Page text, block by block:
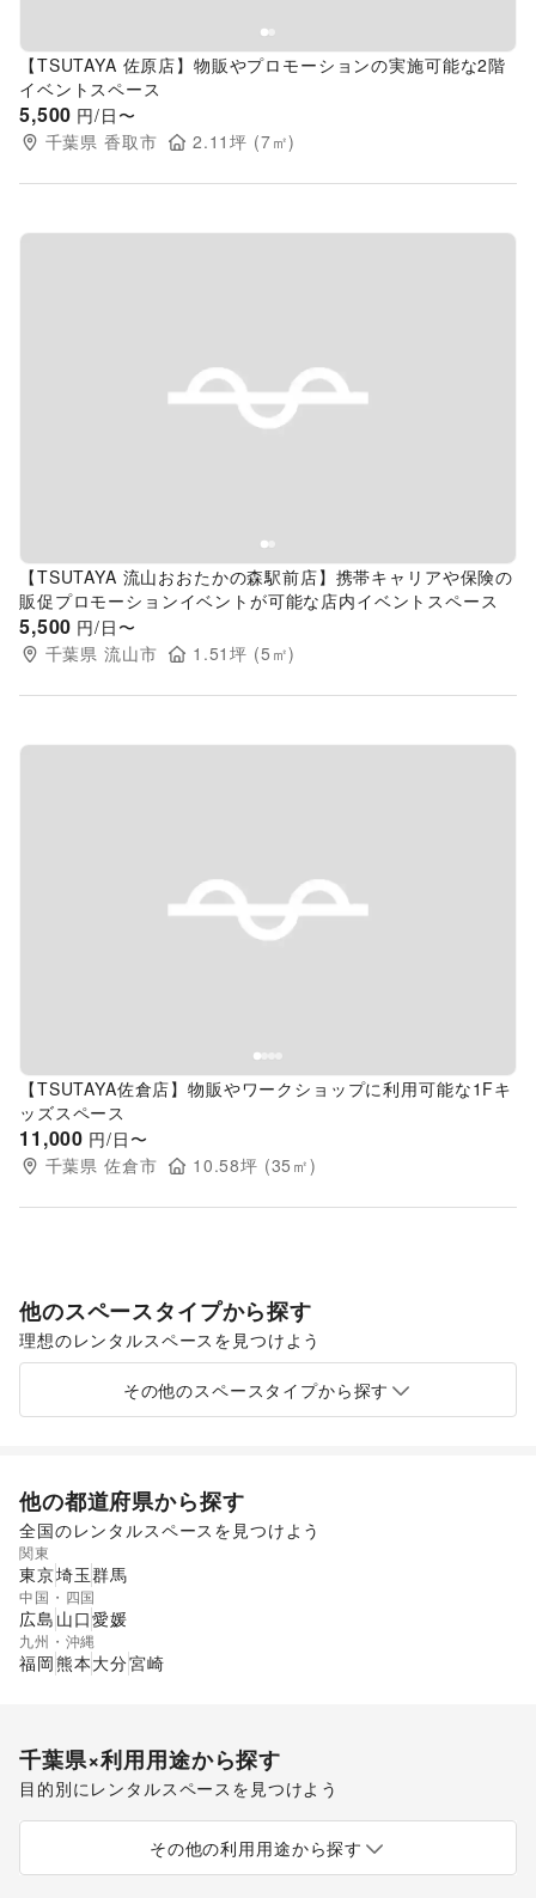
【TSUTAYA 佐原店】物販やプロモーションの実施可能な2階
イベントスペース
5,500 円/日〜
千葉県 香取市 2.11坪 (7㎡)
Previous slide
【TSUTAYA 流山おおたかの森駅前店】携帯キャリアや保険の
販促プロモーションイベントが可能な店内イベントスペース
5,500 円/日〜
千葉県 流山市 1.51坪 (5 ㎡)
Previous slide
【TSUTAYA佐倉店】物販やワークショップに利用可能な1Fキ
ッズスペース
11,000 円/日〜
千葉県 佐倉市 10.58坪 (35 ㎡)
他のスペースタイプから探す
理想のレンタルスペースを見つけよう
ショッピングモール
スーパーマーケット
その他のスペースタイプから探す
他の都道府県から探す
全国のレンタルスペースを見つけよう
関東
東京埼玉群馬
中国・四国
広島 山口愛媛
九州・沖縄
福岡熊本大分宮崎
千葉県×利用用途から探す
目的別にレンタルスペースを見つけよう
食品販売 販促イベント
その他の利用用途から探す